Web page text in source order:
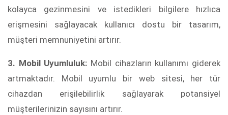
kolayca gezinmesini ve istedikleri bilgilere hızlıca
erişmesini sağlayacak kullanıcı dostu bir tasarım,
müşteri memnuniyetini artırır.
3. Mobil Uyumluluk: Mobil cihazların kullanımı giderek
artmaktadır. Mobil uyumlu bir web sitesi, her tür
cihazdan erişilebilirlik sağlayarak potansiyel
müşterilerinizin sayısını artırır.